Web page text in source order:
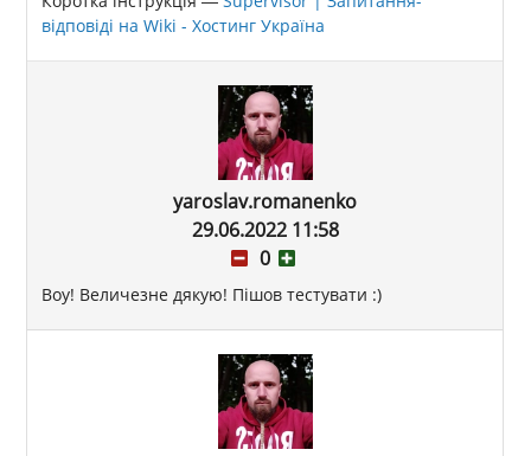
відповіді на Wiki - Хостинг Україна
yaroslav.romanenko
29.06.2022 11:58
0
Воу! Величезне дякую! Пішов тестувати :)